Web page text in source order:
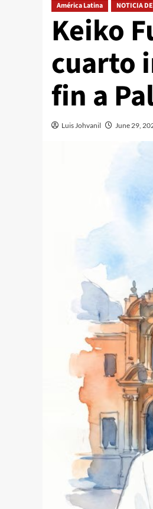
América Latina NOTICIA
Keiko
cuarto
fin a
Luis Johvanil June 29,